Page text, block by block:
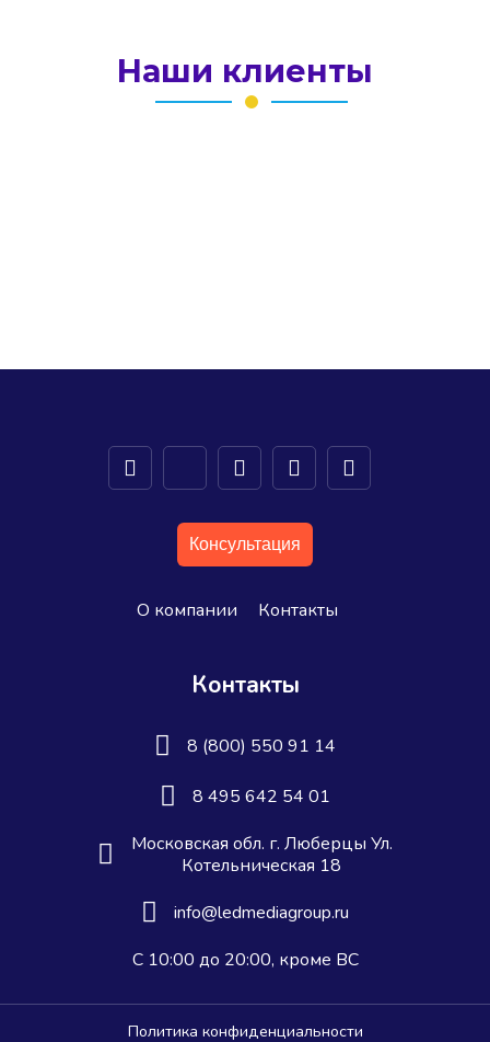
Наши клиенты
Консультация
О компании Контакты
Контакты
8 (800) 550 91 14
8 495 642 54 01
Московская обл. г. Люберцы Ул.
Котельническая 18
info@ledmediagroup.ru
С 10:00 до 20:00, кроме ВС
Политика конфиденциальности